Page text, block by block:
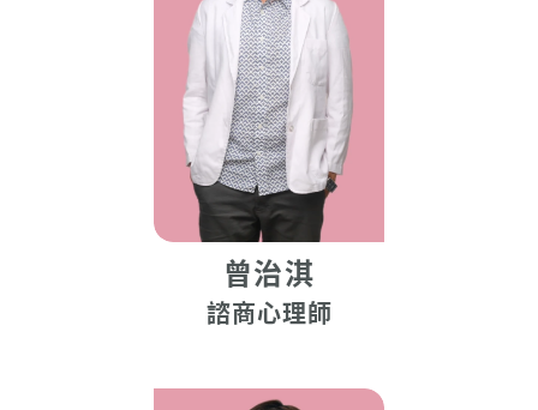
曾治淇
諮商心理師